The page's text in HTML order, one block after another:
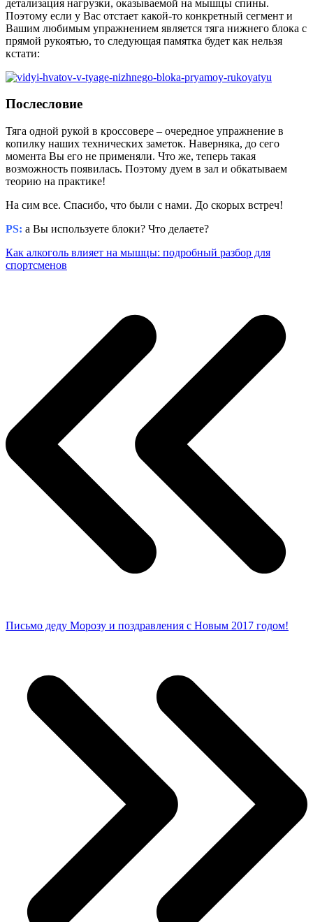
детализация нагрузки, оказываемой на мышцы спины.
Поэтому если у Вас отстает какой-то конкретный сегмент и
Вашим любимым упражнением является тяга нижнего блока с
прямой рукоятью, то следующая памятка будет как нельзя
кстати:
Послесловие
Тяга одной рукой в кроссовере – очередное упражнение в
копилку наших технических заметок. Наверняка, до сего
момента Вы его не применяли. Что же, теперь такая
возможность появилась. Поэтому дуем в зал и обкатываем
теорию на практике!
На сим все. Спасибо, что были с нами. До скорых встреч!
PS: а Вы используете блоки? Что делаете?
Как алкоголь влияет на мышцы: подробный разбор для
спортсменов
Письмо деду Морозу и поздравления с Новым 2017 годом!